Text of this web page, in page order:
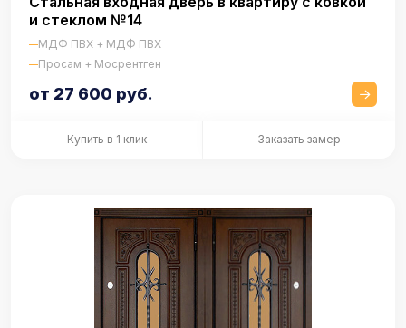
и стеклом №14
МДФ ПВХ + МДФ ПВХ
Просам + Мосрентген
от 27 600 руб.
Купить в 1 клик Заказать замер